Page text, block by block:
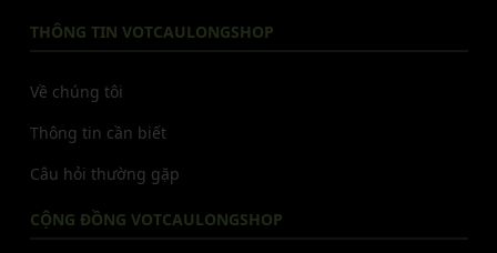
THÔNG TIN VOTCAULONGSHOP
Về chúng tôi
Thông tin cần biết
Câu hỏi thường gặp
CỘNG ĐỒNG VOTCAULONGSHOP